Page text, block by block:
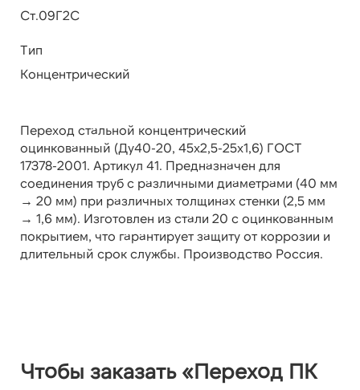
Ст.09Г2С
Тип
Концентрический
Переход стальной концентрический
оцинкованный (Ду40-20, 45х2,5-25х1,6) ГОСТ
17378-2001. Артикул 41. Предназначен для
соединения труб с различными диаметрами (40 мм
→ 20 мм) при различных толщинах стенки (2,5 мм
→ 1,6 мм). Изготовлен из стали 20 с оцинкованным
покрытием, что гарантирует защиту от коррозии и
длительный срок службы. Производство Россия.
Чтобы заказать «Переход ПК